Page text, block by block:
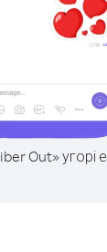
Out» угорі